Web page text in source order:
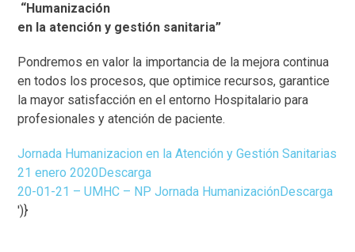
“Humanización
en la atención y gestión sanitaria”
Pondremos en valor la importancia de la mejora continua
en todos los procesos, que optimice recursos, garantice
la mayor satisfacción en el entorno Hospitalario para
profesionales y atención de paciente.
Jornada Humanizacion en la Atención y Gestión Sanitarias
21 enero 2020Descarga
20-01-21 – UMHC – NP Jornada HumanizaciónDescarga
')}